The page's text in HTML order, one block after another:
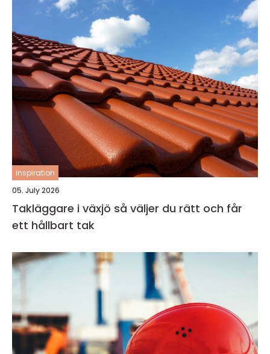
inspiration
05. July 2026
Takläggare i växjö så väljer du rätt och får
ett hållbart tak